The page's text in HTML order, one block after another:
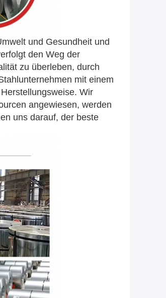
und Gesundheit und
den Weg der
zu überleben, durch
mit einem
Wir
angewiesen, werden
uns darauf, der beste